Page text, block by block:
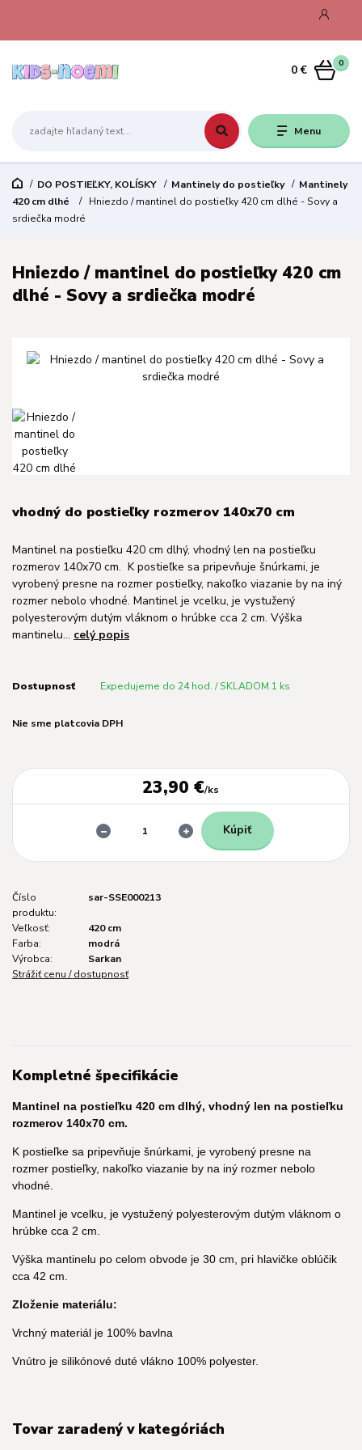
Menu
0
0 €
DO POSTIEĽKY, KOLÍSKY Mantinely do postieľky
Mantinely
420 cm dlhé
Hniezdo / mantinel do postieľky 420 cm dlhé - Sovy a
srdiečka modré
Hniezdo / mantinel do postieľky 420 cm
dlhé - Sovy a srdiečka modré
vhodný do postieľky rozmerov 140x70 cm
Mantinel na postieľku 420 cm dlhý, vhodný len na postieľku
rozmerov 140x70 cm. K postieľke sa pripevňuje šnúrkami, je
vyrobený presne na rozmer postieľky, nakoľko viazanie by na iný
rozmer nebolo vhodné. Mantinel je vcelku, je vystužený
polyesterovým dutým vláknom o hrúbke cca 2 cm. Výška
mantinelu... celý popis
Dostupnosť Expedujeme do 24 hod. / SKLADOM 1 ks
Nie sme platcovia DPH
23,90 €/ks
Kúpiť
Číslo
produktu:
sar-SSE000213
Veľkosť:
420 cm
Farba:
modrá
Výrobca:
Sarkan
Strážiť cenu / dostupnosť
Kompletné špecifikácie
Mantinel na postieľku 420 cm dlhý, vhodný len na postieľku
rozmerov 140x70 cm.
K postieľke sa pripevňuje šnúrkami, je vyrobený presne na
rozmer postieľky, nakoľko viazanie by na iný rozmer nebolo
vhodné.
Mantinel je vcelku, je vystužený polyesterovým dutým vláknom o
hrúbke cca 2 cm.
Výška mantinelu po celom obvode je 30 cm, pri hlavičke oblúčik
cca 42 cm.
Zloženie materiálu:
Vrchný materiál je 100% bavlna
Vnútro je silikónové duté vlákno 100% polyester.
Tovar zaradený v kategóriách